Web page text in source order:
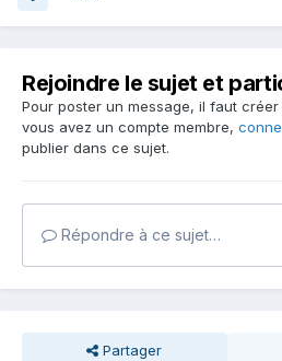
Rejoindre le sujet et
Pour poster un message, il faut créer
vous avez un compte membre,
publier dans ce sujet.
Répondre à ce sujet…
Partager